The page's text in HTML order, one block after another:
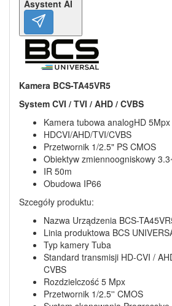
Asystent AI
Kamera BCS-TA45VR5
System CVI / TVI / AHD / CVBS
Kamera tubowa analogHD 5Mpx
HDCVI/AHD/TVI/CVBS
Przetwornik 1/2.5" PS CMOS
Obiektyw zmiennoogniskowy
IR 50m
Obudowa IP66
Szcegóły produktu:
Nazwa Urządzenia BCS-
Linia produktowa BCS
Typ kamery Tuba
Standard transmisji HD-CVI /
CVBS
Rozdzielczość 5 Mpx
Przetwornik 1/2.5'' CMOS